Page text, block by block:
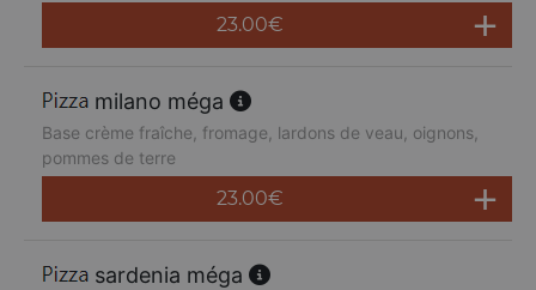
23.00€
milano méga
Base crème fraîche, fromage, lardons de veau, oignons,
pommes de terre
23.00€
sardenia méga